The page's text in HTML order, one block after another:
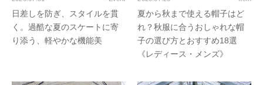
日差しを防ぎ、スタイルを貫
く。過酷な夏のスケートに寄
り添う、軽やかな機能美
夏から秋まで使える帽子はど
れ？秋服に合うおしゃれな帽
子の選び方とおすすめ18選
《レディース・メンズ》